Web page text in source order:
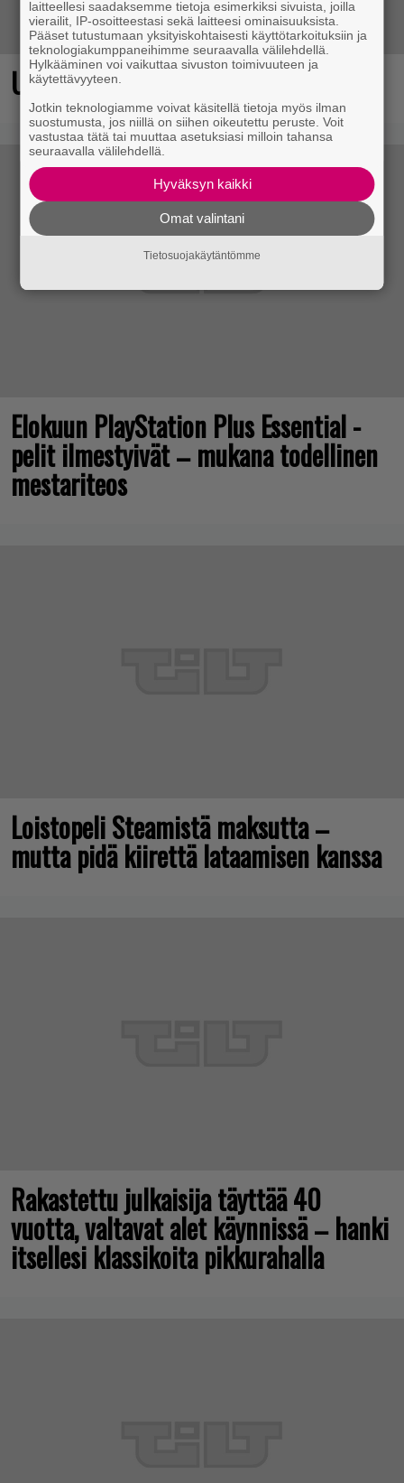
Ubisoftin hittipeli saapui Steamiin
Elokuun PlayStation Plus Essential -
pelit ilmestyivät – mukana todellinen
mestariteos
Loistopeli Steamistä maksutta –
mutta pidä kiirettä lataamisen kanssa
Rakastettu julkaisija täyttää 40
vuotta, valtavat alet käynnissä – hanki
itsellesi klassikoita pikkurahalla
laitteellesi saadaksemme tietoja esimerkiksi sivuista, joilla
vierailit, IP-osoitteestasi sekä laitteesi ominaisuuksista.
Pääset tutustumaan yksityiskohtaisesti käyttötarkoituksiin ja
teknologiakumppaneihimme seuraavalla välilehdellä.
Hylkääminen voi vaikuttaa sivuston toimivuuteen ja
käytettävyyteen.
Jotkin teknologiamme voivat käsitellä tietoja myös ilman
suostumusta, jos niillä on siihen oikeutettu peruste. Voit
vastustaa tätä tai muuttaa asetuksiasi milloin tahansa
seuraavalla välilehdellä.
Hyväksyn kaikki
Omat valintani
Tietosuojakäytäntömme